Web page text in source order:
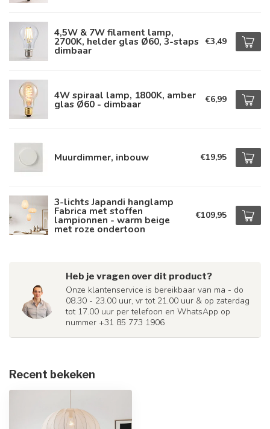
4,5W & 7W filament lamp,
2700K, helder glas Ø60, 3-staps
dimbaar
€3,49
4W spiraal lamp, 1800K, amber
glas Ø60 - dimbaar €6,99
Muurdimmer, inbouw €19,95
3-lichts Japandi hanglamp
Fabrica met stoffen
lampionnen - warm beige
met roze ondertoon
€109,95
Heb je vragen over dit product?
Onze klantenservice is bereikbaar van ma - do
08.30 - 23.00 uur, vr tot 21.00 uur & op zaterdag
tot 17.00 uur per telefoon en WhatsApp op
nummer +31 85 773 1906
Recent bekeken